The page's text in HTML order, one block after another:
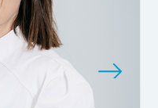
Next